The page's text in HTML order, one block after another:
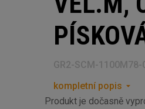
GR2-SCM-1100M78-
kompletní popis
Produkt je dočasně